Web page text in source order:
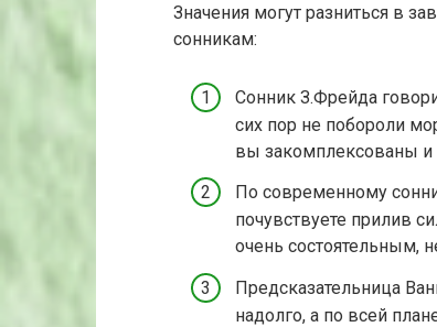
Значения могут разниться в
сонникам:
Сонник З.Фрейда
сих пор не побороли
вы закомплексованы и
По современному
почувствуете прилив
очень состоятельным,
Предсказательница
надолго, а по всей